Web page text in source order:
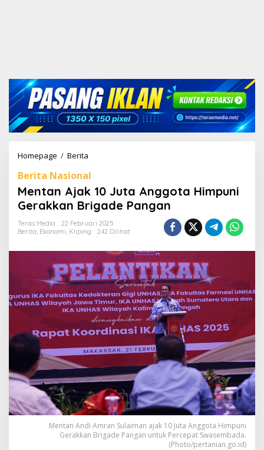
Homepage / Berita
n
t
a
n
j
k
1
0
J
u
t
a
A
n
g
g
o
t
a
H
i
m
p
Berita Nasional
Mentan Ajak 10 Juta Anggota Himpuni
Gerakkan Brigade Pangan
Teras Media
22 Februari 2025
Berita, Ekonomi, Kliping 242 Dilihat
Mentan Andi Amran Sulaiman ajak 10 Juta Anggota Himpuni
Gerakkan Brigade Pangan untuk Percepat Swasembada.
(Photo/pertanian.go.id)